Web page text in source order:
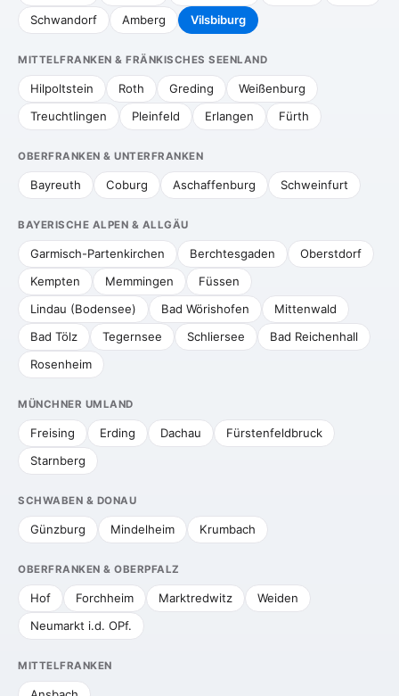
Schwandorf
Amberg Vilsbiburg
MITTELFRANKEN & FRÄNKISCHES SEENLAND
Hilpoltstein Roth Greding
Weißenburg
Treuchtlingen
Pleinfeld Erlangen Fürth
OBERFRANKEN & UNTERFRANKEN
Bayreuth Coburg Aschaffenburg Schweinfurt
BAYERISCHE ALPEN & ALLGÄU
Garmisch-Partenkirchen Berchtesgaden
Oberstdorf
Kempten
Memmingen
Füssen
Lindau (Bodensee)
Bad Wörishofen
Mittenwald
Bad Tölz
Tegernsee Schliersee
Bad Reichenhall
Rosenheim
MÜNCHNER UMLAND
Freising Erding Dachau
Fürstenfeldbruck
Starnberg
SCHWABEN & DONAU
Günzburg Mindelheim Krumbach
OBERFRANKEN & OBERPFALZ
Hof Forchheim Marktredwitz
Weiden
Neumarkt i.d. OPf.
MITTELFRANKEN